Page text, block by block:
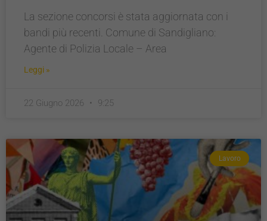
La sezione concorsi è stata aggiornata con i
bandi più recenti. Comune di Sandigliano:
Agente di Polizia Locale – Area
Leggi »
22 Giugno 2026 9:25
Lavoro